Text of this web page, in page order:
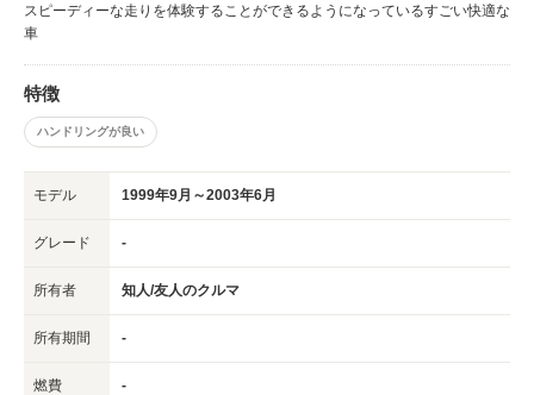
スピーディーな走りを体験することができるようになっているすごい快適な
車
特徴
ハンドリングが良い
モデル 1999年9月～2003年6月
グレード -
所有者 知人/友人のクルマ
所有期間 -
燃費 -